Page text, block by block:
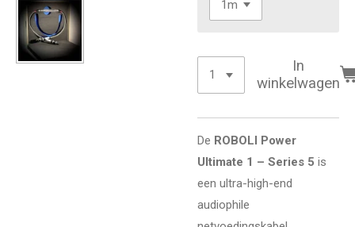
In
winkelwagen
De ROBOLI Power
Ultimate 1 – Series 5 is
een ultra-high-end
audiophile